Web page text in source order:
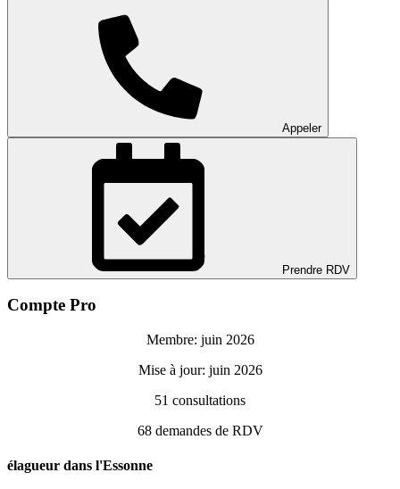
Appeler
Prendre RDV
Compte Pro
Membre: juin 2026
Mise à jour: juin 2026
51 consultations
68demandes de RDV
élagueur dans l'Essonne